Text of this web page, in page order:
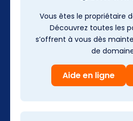
Vous êtes le propriétaire
Découvrez toutes les
s’offrent à vous dès
de
Aide en ligne